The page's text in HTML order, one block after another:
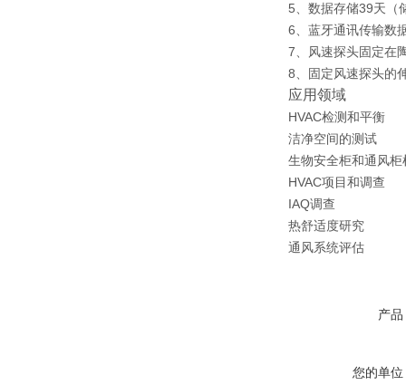
5、数据存储39天（
6、蓝牙通讯传输数
7、风速探头固定在
8、固定风速探头的
应用领域
HVAC检测和平衡
洁净空间的测试
生物安全柜和通风柜
HVAC项目和调查
IAQ调查
热舒适度研究
通风系统评估
产品
您的单位